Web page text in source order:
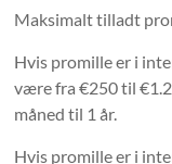
Maksimalt tilladt
Hvis promille er i
være fra €250 til
måned til 1 år.
Hvis promille er i